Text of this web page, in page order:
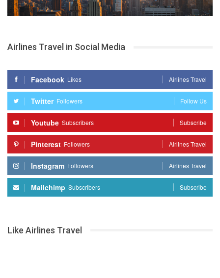
Airlines Travel in Social Media
Facebook Likes Airlines Travel
Twitter Followers Follow Us
Youtube Subscribers Subscribe
Pinterest Followers Airlines Travel
Instagram Followers Airlines Travel
Mailchimp Subscribers Subscribe
Like Airlines Travel